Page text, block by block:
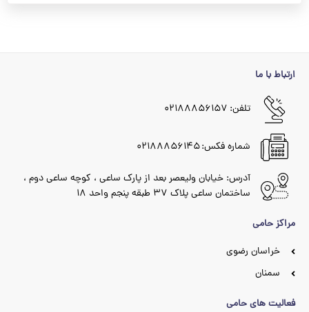
ارتباط با ما
تلفن: ۰۲۱۸۸۸۵۶۱۵۷
شماره فکس: ۰۲۱۸۸۸۵۶۱۴۵
آدرس: خیابان ولیعصر بعد از پارک ساعی ، کوچه ساعی دوم ،
ساختمان ساعی پلاک ۳۷ طبقه پنجم واحد ۱۸
مراکز حامی
خراسان رضوی
سمنان
فعالیت های حامی